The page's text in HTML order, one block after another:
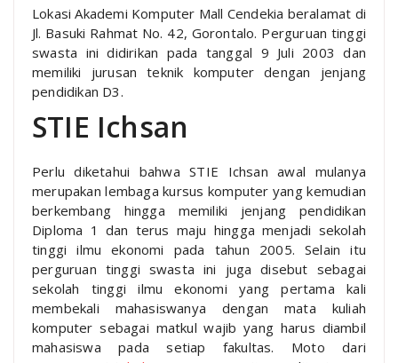
Lokasi Akademi Komputer Mall Cendekia beralamat di
Jl. Basuki Rahmat No. 42, Gorontalo. Perguruan tinggi
swasta ini didirikan pada tanggal 9 Juli 2003 dan
memiliki jurusan teknik komputer dengan jenjang
pendidikan D3.
STIE Ichsan
Perlu diketahui bahwa STIE Ichsan awal mulanya
merupakan lembaga kursus komputer yang kemudian
berkembang hingga memiliki jenjang pendidikan
Diploma 1 dan terus maju hingga menjadi sekolah
tinggi ilmu ekonomi pada tahun 2005. Selain itu
perguruan tinggi swasta ini juga disebut sebagai
sekolah tinggi ilmu ekonomi yang pertama kali
membekali mahasiswanya dengan mata kuliah
komputer sebagai matkul wajib yang harus diambil
mahasiswa pada setiap fakultas. Moto dari